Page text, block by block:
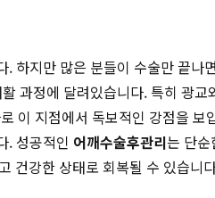
하지만 많은 분들이 수술만 끝
과정에 달려있습니다. 특히 광
이 지점에서 독보적인 강점을
. 성공적인 어깨수술후관리는 단
건강한 상태로 회복될 수 있습니